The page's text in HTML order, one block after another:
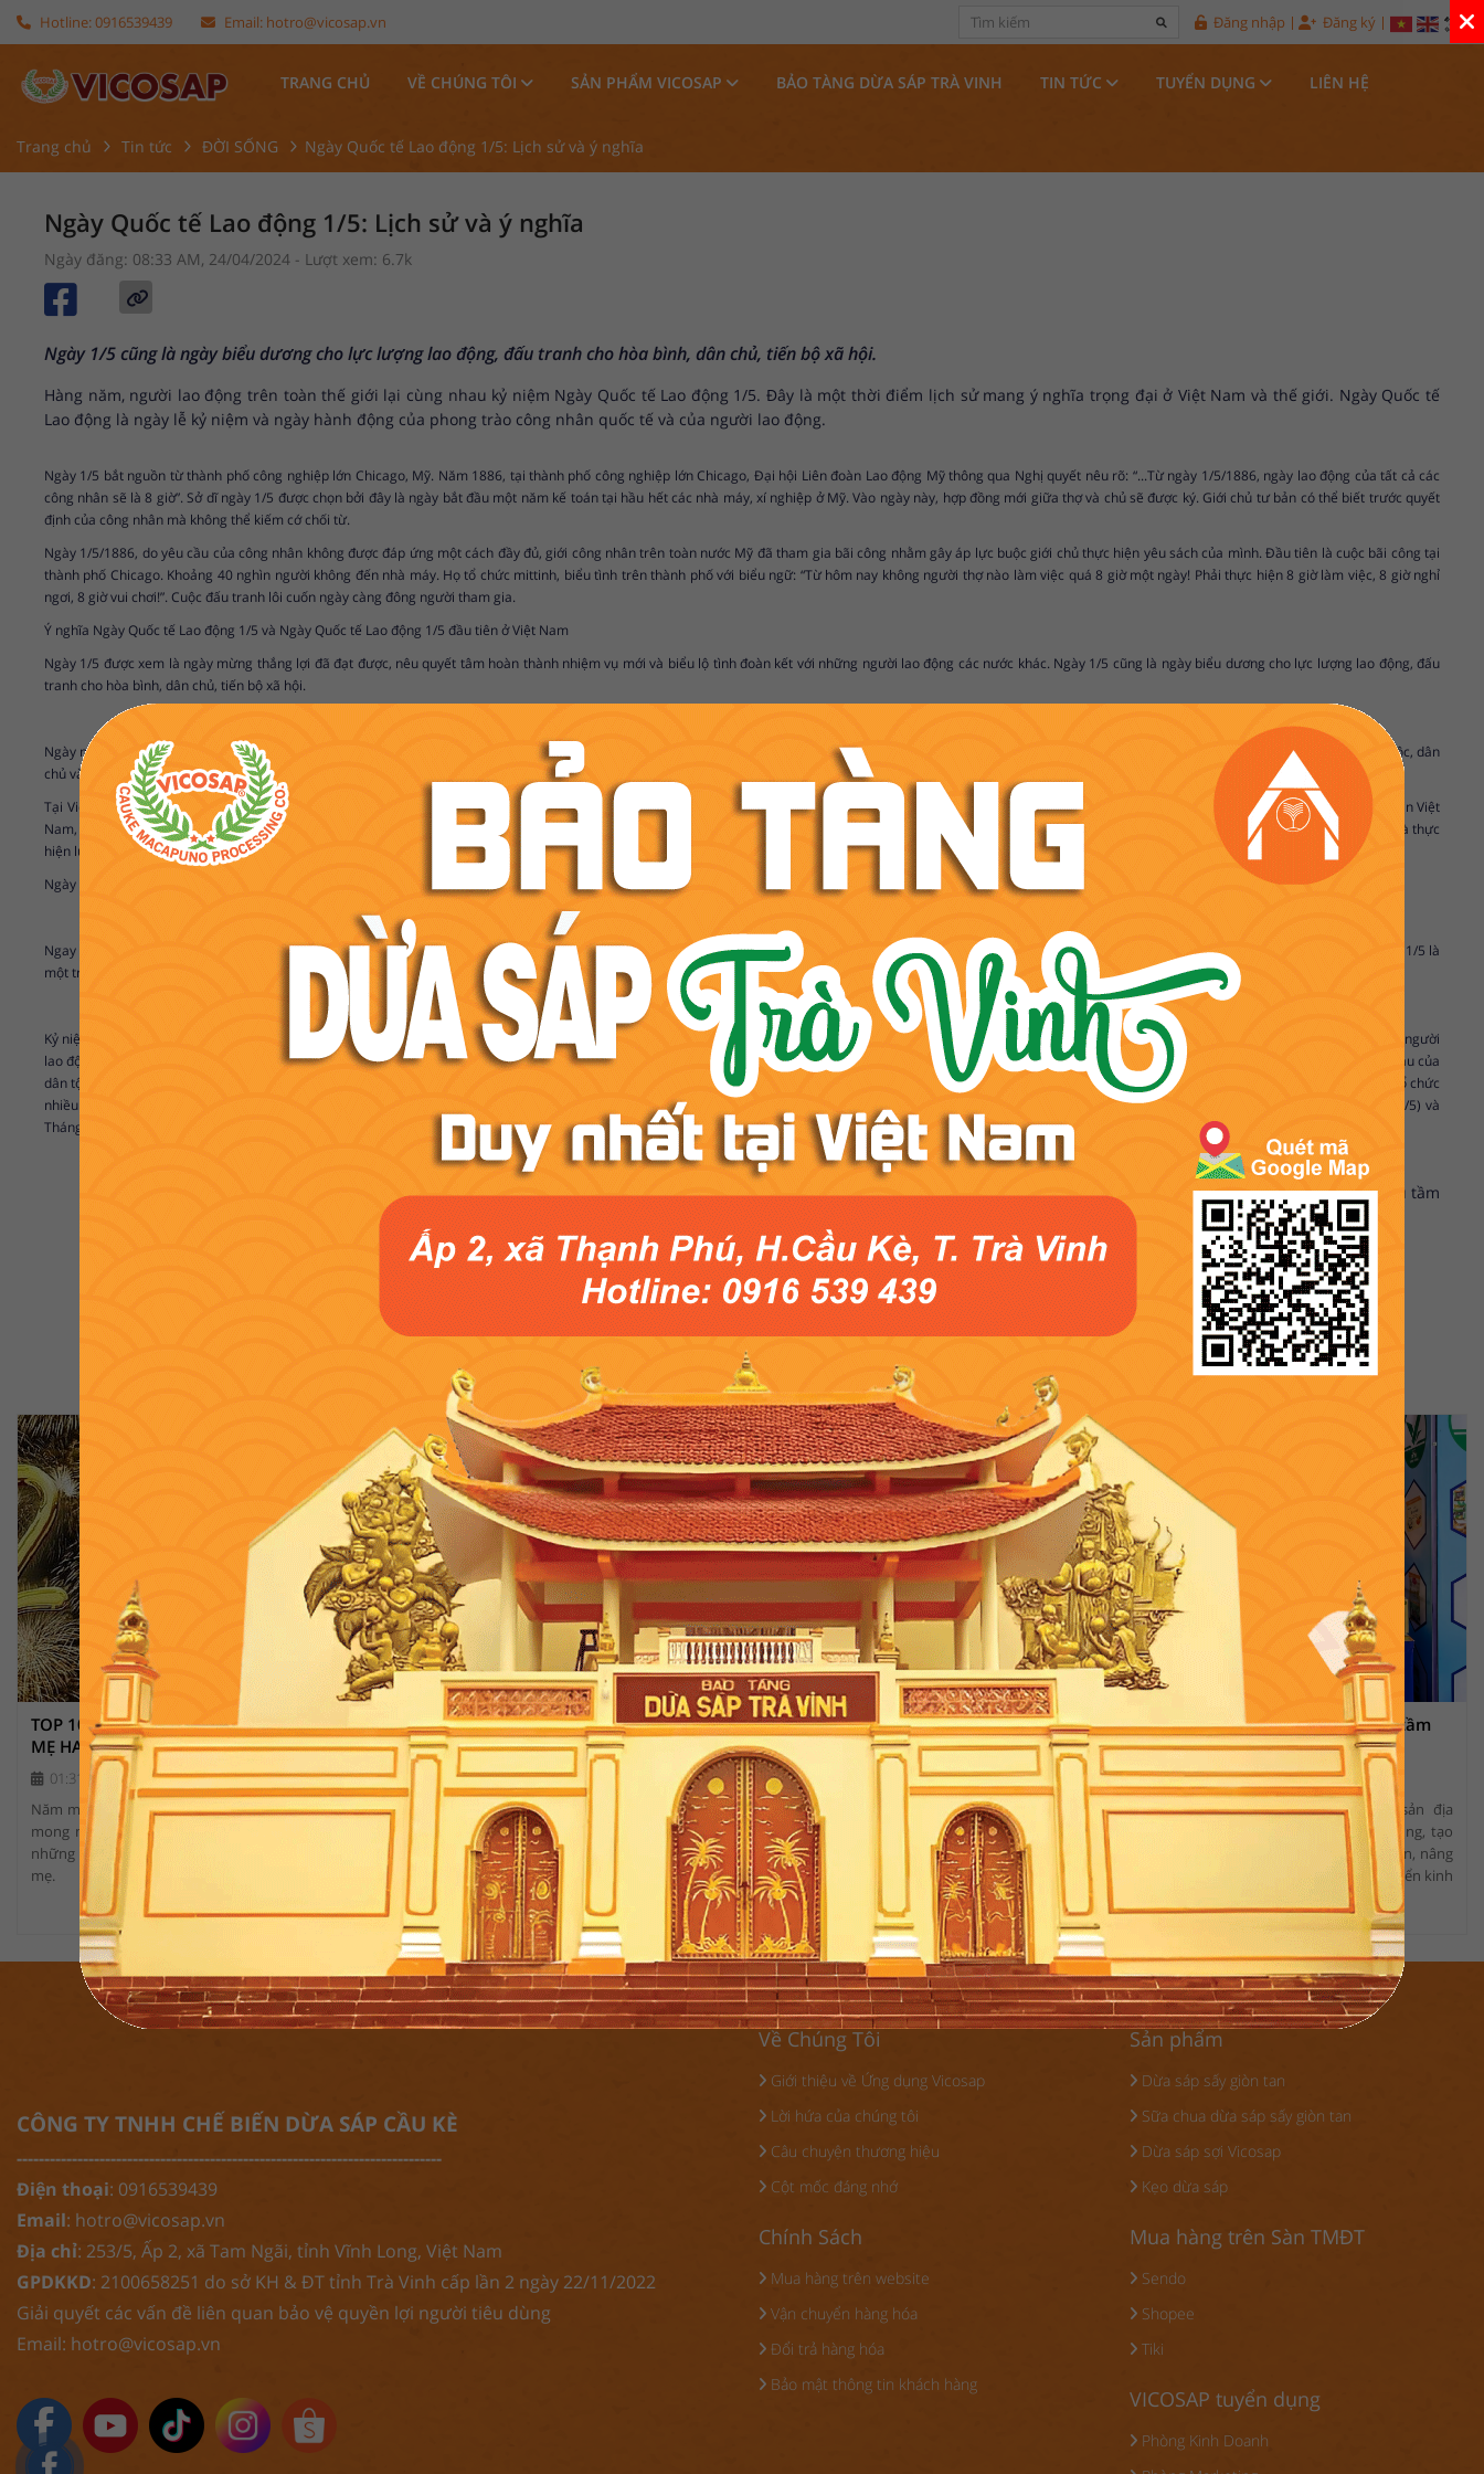
Hotline:0916539439 Email: hotro@vicosap.vn Đăng nhập Đăng ký
TRANG CHỦ VỀ CHÚNG TÔI SẢN PHẨM VICOSAP BẢO TÀNG DỪA SÁP TRÀ VINH TIN TỨC TUYỂN DỤNG LIÊN HỆ
Trang chủ Tin tức ĐỜI SỐNG Ngày Quốc tế Lao động 1/5: Lịch sử và ý nghĩa
Ngày Quốc tế Lao động 1/5: Lịch sử và ý nghĩa
Ngày đăng: 08:33 AM, 24/04/2024 - Lượt xem: 6.7k
Ngày 1/5 cũng là ngày biểu dương cho lực lượng lao động, đấu tranh cho hòa bình, dân chủ, tiến bộ xã hội.
Hàng năm, người lao động trên toàn thế giới lại cùng nhau kỷ niệm Ngày Quốc tế Lao động 1/5. Đây là một thời điểm lịch sử mang ý nghĩa trọng đại ở Việt Nam và thế giới. Ngày Quốc tế
Lao động là ngày lễ kỷ niệm và ngày hành động của phong trào công nhân quốc tế và của người lao động.
Ngày 1/5 bắt nguồn từ thành phố công nghiệp lớn Chicago, Mỹ. Năm 1886, tại thành phố công nghiệp lớn Chicago, Đại hội Liên đoàn Lao động Mỹ thông qua Nghị quyết nêu rõ: “...Từ ngày 1/5/1886, ngày lao động của tất cả các
công nhân sẽ là 8 giờ”. Sở dĩ ngày 1/5 được chọn bởi đây là ngày bắt đầu một năm kế toán tại hầu hết các nhà máy, xí nghiệp ở Mỹ. Vào ngày này, hợp đồng mới giữa thợ và chủ sẽ được ký. Giới chủ tư bản có thể biết trước quyết
định của công nhân mà không thể kiếm cớ chối từ.
Ngày 1/5/1886, do yêu cầu của công nhân không được đáp ứng một cách đầy đủ, giới công nhân trên toàn nước Mỹ đã tham gia bãi công nhằm gây áp lực buộc giới chủ thực hiện yêu sách của mình. Đầu tiên là cuộc bãi công tại
thành phố Chicago. Khoảng 40 nghìn người không đến nhà máy. Họ tổ chức mittinh, biểu tình trên thành phố với biểu ngữ: “Từ hôm nay không người thợ nào làm việc quá 8 giờ một ngày! Phải thực hiện 8 giờ làm việc, 8 giờ nghỉ
ngơi, 8 giờ vui chơi!”. Cuộc đấu tranh lôi cuốn ngày càng đông người tham gia.
Ý nghĩa Ngày Quốc tế Lao động 1/5 và Ngày Quốc tế Lao động 1/5 đầu tiên ở Việt Nam
Ngày 1/5 được xem là ngày mừng thắng lợi đã đạt được, nêu quyết tâm hoàn thành nhiệm vụ mới và biểu lộ tình đoàn kết với những người lao động các nước khác. Ngày 1/5 cũng là ngày biểu dương cho lực lượng lao động, đấu
tranh cho hòa bình, dân chủ, tiến bộ xã hội.
Ngày nay, Ngày Quốc tế Lao động 1/5 là ngày hội của giai cấp công nhân và nhân dân lao động nước ta, ngày đoàn kết giai cấp công nhân và các dân tộc bị áp bức trên thế giới trong cuộc đấu tranh vì hòa bình, độc lập dân tộc, dân
chủ và tiến bộ xã hội.
Tại Việt Nam, Ngày Quốc tế Lao động đầu tiên được tổ chức vào năm 1930. Ngày 1/5/1930 - lần đầu tiên trong lịch sử phong trào công nhân ở Đông Dương, giai cấp công nhân nước ta dưới sự lãnh đạo của Đảng Cộng sản Việt
Nam, đã biểu tình ngoài đường phố để biểu dương tình đoàn kết cách mạng với công nhân quốc tế, đồng thời đấu tranh trực diện với bọn đế quốc thực dân Pháp, đòi Pháp phải cải thiện điều kiện làm việc, phải tăng lương và thực
hiện luật lao động ngày làm việc 8 giờ. Đó là điểm bắt đầu cho cả cao trào 1930 - 1931 với đỉnh cao là phong trào Xô Viết - Nghệ Tĩnh.
Ngày 1/5/1946, lần đầu tiên trong lịch sử nước ta, Ngày Quốc tế Lao động được tổ chức kỷ niệm mittinh trọng thể tại Thủ đô Hà Nội với sự tham dự của 20 vạn nhân dân lao động.
Ngay sau khi Cách mạng Tháng Tám thành công, nước nhà được độc lập, Chủ tịch Hồ Chí Minh đã ký Sắc lệnh số 22c NV/CC ngày 18/2/1946 về những ngày nghỉ Tết, lễ kỷ niệm lịch sử và lễ tôn giáo, trong đó công bố: Ngày 1/5 là
một trong những ngày lễ chính thức và công nhân lao động cả nước sẽ được nghỉ 1 ngày hưởng nguyên lương.
Kỷ niệm 136 năm ngày Quốc tế Lao động 1/5/2022 là dịp để chúng ta ôn lại lịch sử đấu tranh, xây dựng và trưởng thành của giai cấp công nhân; khẳng định vai trò, vị trí, những đóng góp to lớn của lực lực lượng công nhân và người
lao động cho sự phát triển của xã hội. Hòa cùng khí thế chung đó, trước bối cảnh ảnh hưởng nặng nề của bệnh dịch Covid-19 trong thời gian qua đến hoạt động lao động sản xuất, kinh doanh. Phát huy truyền thống quý báu của
dân tộc và giai cấp công nhân Việt Nam, các cấp Công đoàn và lực lượng công nhân, người lao động Huyện Hưng Hà phấn đấu nâng cao chất lượng sản xuất, hồi phục nền kinh tế trước ảnh hưởng của dịch bệnh Covid-19; tổ chức
nhiều hoạt động thiết thực, thi đua lập thành tích chào mừng kỷ niệm 47 năm Ngày Giải phóng miền Nam, thống nhất đất nước (30/4), Ngày Quốc tế Lao động 1/5, 132 năm Ngày sinh của Chủ tịch Hồ Chí Minh vĩ đại (19/5) và
Tháng Công nhân năm 2022.
Sưu tầm
TIN TỨC CÙNG DANH MỤC
TOP 10 CÂU CHÚC TẾT ÔNG BÀ, CHA
MẸ HAY VÀ Ý NGHĨA
01:31 AM, 09/12/2023
6202
Năm mới đang đến gần, ai trong chúng ta cũng
mong muốn dành những lời tốt đẹp nhất đến
những người thân yêu đặc biệt là ông bà, cha
mẹ.
Thế nào là "Overthinking" - câu nói
trend của giới trẻ?
08:59 AM, 21/05/2024
4771
Overthinking suy nghĩ quá mức là quá trình sản
sinh ra một lượng suy nghĩ thái quá, không cần
thiết và không hiệu quả. Những suy nghĩ trong
Overthinking thường là những suy nghĩ lan
man, không dẫn tới kết luận, do đó chúng cứ
lặp đi lặp lại và gây cản trở những hoạt động
tinh thần cũng như thể chất.
Tổng hợp lời chúc 8/3 dành tặng phái
nữ hay, ngắn gọn, ý nghĩa nhất
01:21 AM, 29/02/2024
5999
Ngày Quốc tế Phụ nữ 8/3 là dịp để bạn thể hiện
tình cảm, sự quan tâm đến những người phụ
nữ xung quanh mình bằng những món quà và
lời chúc ý nghĩa. Nếu bạn đang băn khoăn chưa
tìm được lời chúc ưng ý thì hãy tham khảo ngay
bài tổng hợp lời chúc 8/3 hay, ngắn gọn, ý nghĩa
nhất dưới đây nhé.
Hội chợ OCOP: Hành trình nâng tầm
giá trị đặc sản Việt Nam
09:15 AM, 22/06/2026
257
Hội chợ OCOP góp phần đưa đặc sản địa
phương đến gần hơn với người tiêu dùng, tạo
cơ hội xây dựng thương hiệu vùng miền, nâng
cao giá trị sản phẩm và thúc đẩy phát triển kinh
CÔNG TY TNHH CHẾ BIẾN DỪA SÁP CẦU KÈ
-----------------------------------------------------------------------------
Điện thoại: 0916539439
Email: hotro@vicosap.vn
Địa chỉ: 253/5, Ấp 2, xã Tam Ngãi, tỉnh Vĩnh Long, Việt Nam
GPDKKD: 2100658251 do sở KH & ĐT tỉnh Trà Vinh cấp lần 2 ngày 22/11/2022
Giải quyết các vấn đề liên quan bảo vệ quyền lợi người tiêu dùng
Email: hotro@vicosap.vn
Về Chúng Tôi
Giới thiệu về Ứng dụng Vicosap
Lời hứa của chúng tôi
Câu chuyện thương hiệu
Cột mốc đáng nhớ
Sản phẩm
Dừa sáp sấy giòn tan
Sữa chua dừa sáp sấy giòn tan
Dừa sáp sợi Vicosap
Kẹo dừa sáp
Chính Sách
Mua hàng trên website
Vận chuyển hàng hóa
Đổi trả hàng hóa
Bảo mật thông tin khách hàng
Mua hàng trên Sàn TMĐT
Sendo
Shopee
Tiki
VICOSAP tuyển dụng
Phòng Kinh Doanh